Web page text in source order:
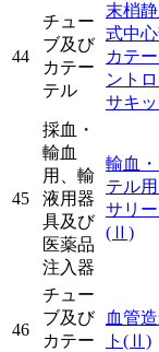
44
チュー
ブ及び
カテー
テル
末梢
式中
カテ
ント
サキッ
45
採血・
輸血
用、輸
液用器
具及び
医薬品
注入器
輸血
テル
サリ
(Ⅱ)
46
チュー
ブ及び
カテー
血管
ト (Ⅱ)